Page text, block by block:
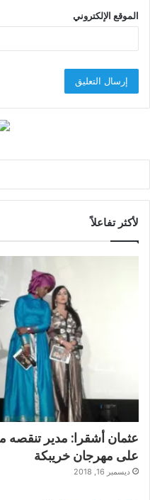
الموقع الإلكتروني
لأكثر تفاعلاً
عثمان أشقرا: مدير تنقصه
على مهرجان خريبكة
ديسمبر 16, 2018